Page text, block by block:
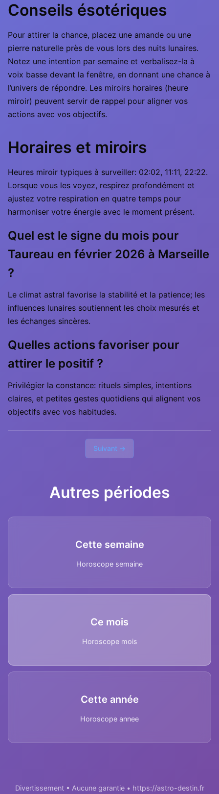
Conseils ésotériques
Pour attirer la chance, placez une amande ou une
pierre naturelle près de vous lors des nuits lunaires.
Notez une intention par semaine et verbalisez-la à
voix basse devant la fenêtre, en donnant une chance à
l’univers de répondre. Les miroirs horaires (heure
miroir) peuvent servir de rappel pour aligner vos
actions avec vos objectifs.
Horaires et miroirs
Heures miroir typiques à surveiller: 02:02, 11:11, 22:22.
Lorsque vous les voyez, respirez profondément et
ajustez votre respiration en quatre temps pour
harmoniser votre énergie avec le moment présent.
Quel est le signe du mois pour
Taureau en février 2026 à Marseille
?
Le climat astral favorise la stabilité et la patience; les
influences lunaires soutiennent les choix mesurés et
les échanges sincères.
Quelles actions favoriser pour
attirer le positif ?
Privilégier la constance: rituels simples, intentions
claires, et petites gestes quotidiens qui alignent vos
objectifs avec vos habitudes.
Suivant →
Autres périodes
Cette semaine
Horoscope semaine
Ce mois
Horoscope mois
Cette année
Horoscope annee
Divertissement • Aucune garantie • https://astro-destin.fr